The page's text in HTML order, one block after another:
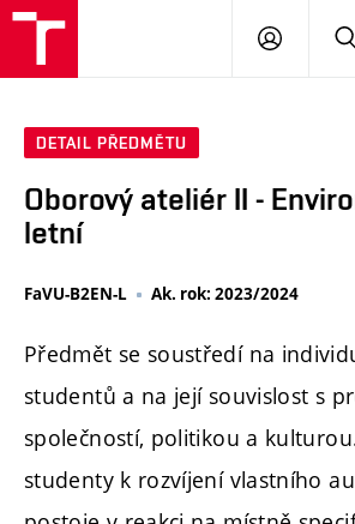
DETAIL PŘEDMĚTU
Oborový ateliér II -
letní
FaVU-B2EN-L Ak. rok: 2023/2024
Předmět se soustředí na
studentů a na její souvislost s
společností, politikou a
studenty k rozvíjení vlastního